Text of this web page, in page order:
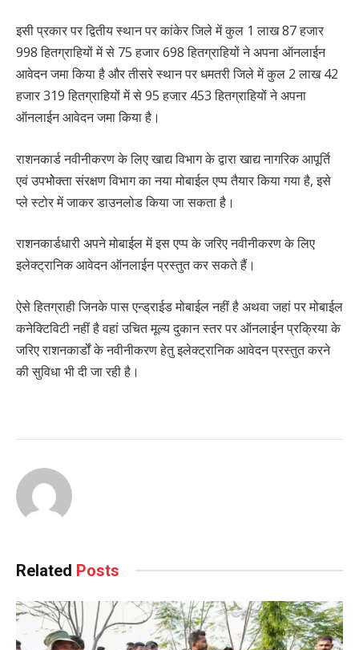
इसी प्रकार पर द्वितीय स्थान पर कांकेर जिले में कुल 1 लाख 87 हजार
998 हितग्राहियों में से 75 हजार 698 हितग्राहियों ने अपना ऑनलाईन
आवेदन जमा किया है और तीसरे स्थान पर धमतरी जिले में कुल 2 लाख 42
हजार 319 हितग्राहियों में से 95 हजार 453 हितग्राहियों ने अपना
ऑनलाईन आवेदन जमा किया है।
राशनकार्ड नवीनीकरण के लिए खाद्य विभाग के द्वारा खाद्य नागरिक आपूर्ति
एवं उपभोेक्ता संरक्षण विभाग का नया मोबाईल एप्प तैयार किया गया है, इसे
प्ले स्टोर में जाकर डाउनलोड किया जा सकता है।
राशनकार्डधारी अपने मोबाईल में इस एप्प के जरिए नवीनीकरण के लिए
इलेक्ट्रानिक आवेदन ऑनलाईन प्रस्तुत कर सकते हैं।
ऐसे हितग्राही जिनके पास एन्ड्राईड मोबाईल नहीं है अथवा जहां पर मोबाईल
कनेक्टिविटी नहीं है वहां उचित मूल्य दुकान स्तर पर ऑनलाईन प्रक्रिया के
जरिए राशनकार्डों के नवीनीकरण हेतु इलेक्ट्रानिक आवेदन प्रस्तुत करने
की सुविधा भी दी जा रही है।
Related Posts